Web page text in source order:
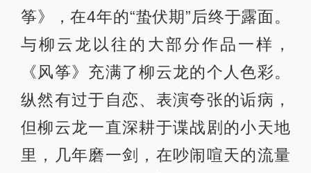
筝》，在4年的“蛰伏期”后终于露面。
与柳云龙以往的大部分作品一样，
《风筝》充满了柳云龙的个人色彩。
纵然有过于自恋、表演夸张的诟病，
但柳云龙一直深耕于谍战剧的小天地
里，几年磨一剑，在吵闹喧天的流量